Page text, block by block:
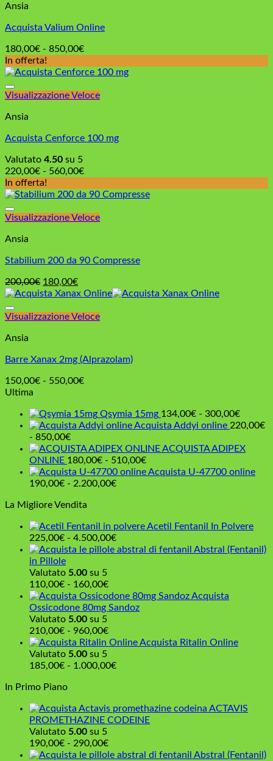
Ansia
Acquista Valium Online
180,00€ - 850,00€Fascia
prezzo:
180,00€
In offerta!
Visualizzazione Veloce
Ansia
Acquista Cenforce 100 mg
Valutato 4.50 su 5
220,00€ - 560,00€Fascia
prezzo:
220,00€
In offerta!
Visualizzazione Veloce
Ansia
Stabilium 200 da 90 Compresse
200,00€ Il
prezzo
era:
180,00€Il
prezzo
è:
Visualizzazione Veloce
Ansia
Barre Xanax 2mg (Alprazolam)
150,00€ - 550,00€Fascia
da
150,00€
550,00€
Ultima
Qsymia 15mg 134,00€ - 300,00€Fascia
di
da
a
Acquista Addyi online 220,00€
- 850,00€Fascia
di
prezzo:
da
220,00€
850,00€
ACQUISTA ADIPEX
ONLINE 180,00€ - 510,00€Fascia
di
510,00€
Acquista U-47700 online
190,00€ - 2.200,00€Fascia
190,00€
a
2.200,00€
La Migliore Vendita
Acetil Fentanil In Polvere
225,00€ - 4.500,00€Fascia
di
a
4.500,00€
Abstral (Fentanil)
in Pillole
Valutato 5.00 su 5
110,00€ - 160,00€Fascia
di
prezzo:
110,00€
a
Acquista
Ossicodone 80mg Sandoz
Valutato 5.00 su 5
210,00€ - 960,00€Fascia
di
da
Acquista Ritalin Online
Valutato 5.00 su 5
185,00€ - 1.000,00€Fascia
185,00€
a
In Primo Piano
ACTAVIS
PROMETHAZINE CODEINE
Valutato 5.00 su 5
190,00€ - 290,00€Fascia
di
Abstral (Fentanil)